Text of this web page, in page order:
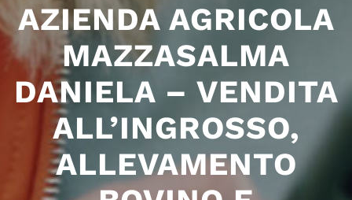
AZIENDA AGRICOLA
MAZZASALMA
DANIELA – VENDITA
ALL’INGROSSO,
ALLEVAMENTO